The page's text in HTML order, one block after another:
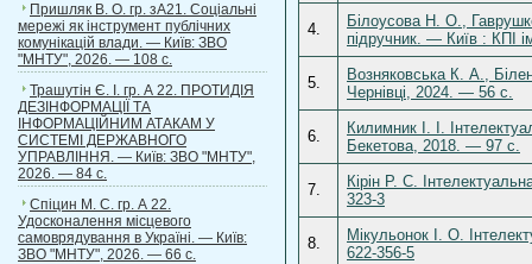
Пришляк В. О. гр. зА21. Соціальні
мережі як інструмент публічних
комунікацій влади. — Київ: ЗВО
"МНТУ", 2026. — 108 с.
Трашутін Є. І. гр. А 22. ПРОТИДІЯ
ДЕЗІНФОРМАЦІЇ ТА
ІНФОРМАЦІЙНИМ АТАКАМ У
СИСТЕМІ ДЕРЖАВНОГО
УПРАВЛІННЯ. — Київ: ЗВО "МНТУ",
2026. — 84 с.
Спіцин М. С. гр. А 22.
Удосконалення місцевого
самоврядування в Україні. — Київ:
ЗВО "МНТУ", 2026. — 66 с.
4.
Білоусова Н. О.,
підручник. — Київ : КПІ
5.
Возняковська К. А.,
Чернівці, 2024. — 56 с.
6.
Килимник І. І.
Бекетова, 2018. — 97 с.
7.
Кірін Р. С.
323-3
8.
Мікульонок І. О.
622-356-5